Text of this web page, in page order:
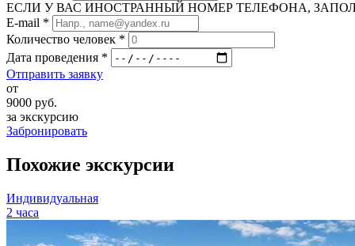
ЕСЛИ У ВАС ИНОСТРАННЫЙ НОМЕР ТЕЛЕФОНА,
E-mail *
Количество человек *
Дата проведения *
Отправить заявку
от
9000 руб.
за экскурсию
Забронировать
Похожие экскурсии
Индивидуальная
2 часа